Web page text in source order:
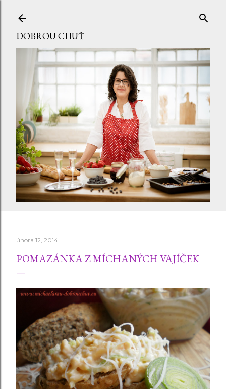
DOBROU CHUŤ
února 12, 2014
POMAZÁNKA Z MÍCHANÝCH VAJÍČEK